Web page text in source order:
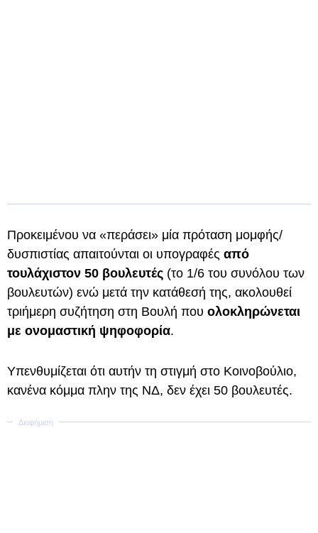
Προκειμένου να «περάσει» μία πρόταση μομφής/
δυσπιστίας απαιτούνται οι υπογραφές από
τουλάχιστον 50 βουλευτές (το 1/6 του συνόλου των
βουλευτών) ενώ μετά την κατάθεσή της, ακολουθεί
τριήμερη συζήτηση στη Βουλή που ολοκληρώνεται
με ονομαστική ψηφοφορία.
Υπενθυμίζεται ότι αυτήν τη στιγμή στο Κοινοβούλιο,
κανένα κόμμα πλην της ΝΔ, δεν έχει 50 βουλευτές.